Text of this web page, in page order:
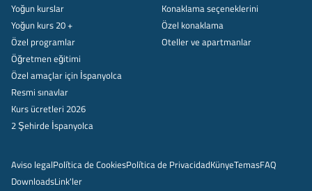
Yoğun kurslar
Yoğun kurs 20 +
Özel programlar
Öğretmen eğitimi
Özel amaçlar için İspanyolca
Resmi sınavlar
Kurs ücretleri 2026
2 Şehirde İspanyolca
Konaklama seçeneklerini
Özel konaklama
Oteller ve apartmanlar
Aviso legalPolítica de CookiesPolítica de PrivacidadKünyeTemasFAQ
DownloadsLink'ler